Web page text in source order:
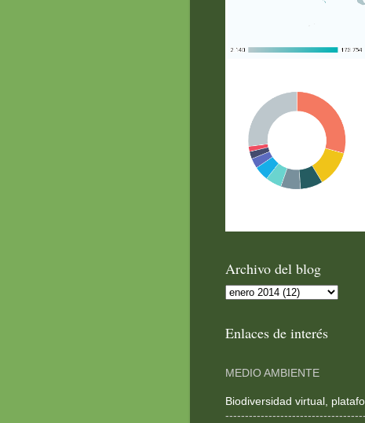
Archivo del blog
Enlaces de interés
MEDIO AMBIENTE
Biodiversidad virtual,